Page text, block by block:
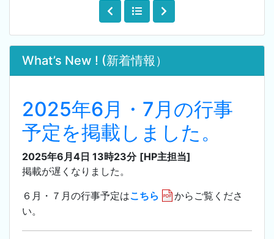
What’s New ! (新着情報）
2025年6月・7月の行事
予定を掲載しました。
2025年6月4日 13時23分 [HP主担当]
掲載が遅くなりました。
６月・７月の行事予定はこちら
からご覧くださ
い。